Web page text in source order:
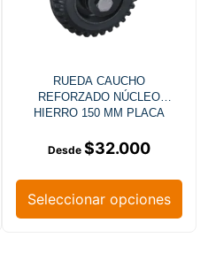
RUEDA CAUCHO
REFORZADO NÚCLEO
HIERRO 150 MM PLACA
$32.000
Seleccionar opciones